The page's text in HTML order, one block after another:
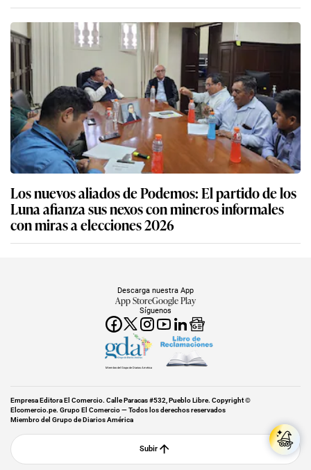
Los nuevos aliados de Podemos: El partido de los
Luna afianza sus nexos con mineros informales
con miras a elecciones 2026
Síguenos
Descarga nuestra App
App StoreGoogle Play
Miembro del Grupo de Diarios América
Empresa Editora El Comercio. Calle Paracas #532, Pueblo Libre. Copyright ©
Elcomercio.pe. Grupo El Comercio — Todos los derechos reservados
Miembro del Grupo de Diarios América
Subir